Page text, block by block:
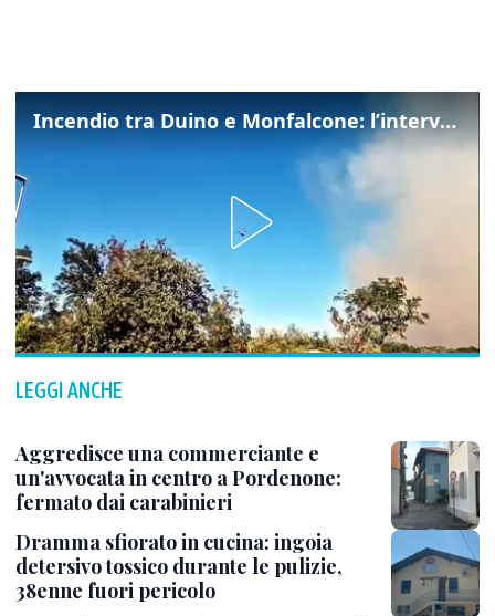
Incendio tra Duino e Monfalcone: l’intervento dei vigili del fuoco
LEGGI ANCHE
Aggredisce una commerciante e
un'avvocata in centro a Pordenone:
fermato dai carabinieri
Dramma sfiorato in cucina: ingoia
detersivo tossico durante le pulizie,
38enne fuori pericolo